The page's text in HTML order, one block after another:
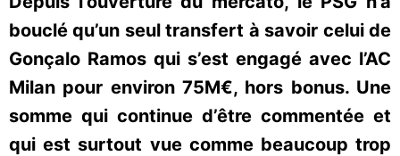
bouclé qu’un seul transfert à savoir celui de
Gonçalo Ramos qui s’est engagé avec l’AC
Milan pour environ 75M€, hors bonus. Une
somme qui continue d’être commentée et
qui est surtout vue comme beaucoup trop